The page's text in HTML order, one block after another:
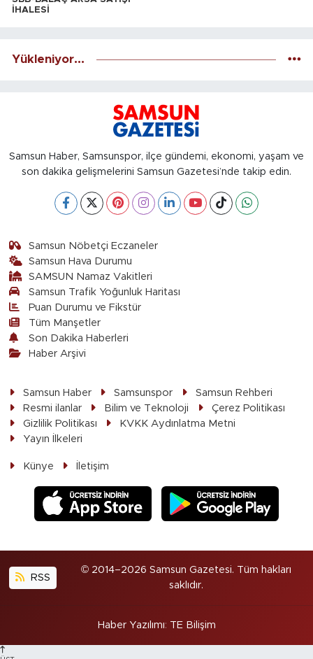
İHALESİ
Yükleniyor...
Samsun Haber, Samsunspor, ilçe gündemi, ekonomi, yaşam ve
son dakika gelişmelerini Samsun Gazetesi’nde takip edin.
Samsun Nöbetçi Eczaneler
Samsun Hava Durumu
SAMSUN Namaz Vakitleri
Samsun Trafik Yoğunluk Haritası
Puan Durumu ve Fikstür
Tüm Manşetler
Son Dakika Haberleri
Haber Arşivi
Samsun Haber Samsunspor
Samsun Rehberi
Resmi ilanlar
Bilim ve Teknoloji
Çerez Politikası
Gizlilik Politikası
KVKK Aydınlatma Metni
Yayın İlkeleri
Künye İletişim
RSS
© 2014–2026 Samsun Gazetesi. Tüm hakları
saklıdır.
Haber Yazılımı: TE Bilişim